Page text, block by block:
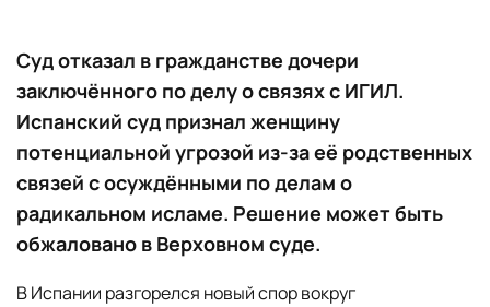
Суд отказал в гражданстве дочери
заключённого по делу о связях с ИГИЛ.
Испанский суд признал женщину
потенциальной угрозой из-за её родственных
связей с осуждёнными по делам о
радикальном исламе. Решение может быть
обжаловано в Верховном суде.
В Испании разгорелся новый спор вокруг